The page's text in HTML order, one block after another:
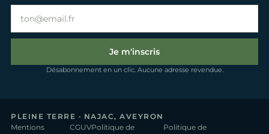
Je m'inscris
Désabonnement en un clic. Aucune adresse revendue.
PLEINE TERRE · NAJAC, AVEYRON
Mentions
CGUVPolitique de Politique de